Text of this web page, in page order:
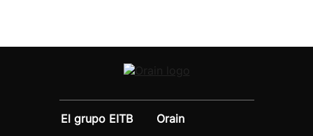
El grupo EITB
Orain